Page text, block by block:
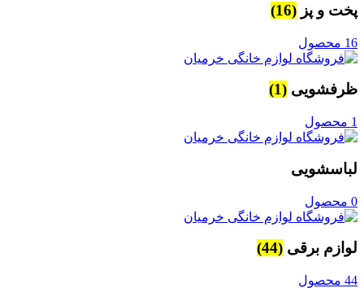
پخت و پز (16)
16 محصول
ظرفشویی (1)
1 محصول
لباسشویی
0 محصول
لوازم برقی (44)
44 محصول